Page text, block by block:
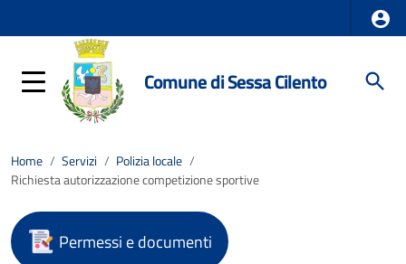
Comune di Sessa Cilento
Home / Servizi / Polizia locale /
Richiesta autorizzazione competizione sportive
Permessi e documenti